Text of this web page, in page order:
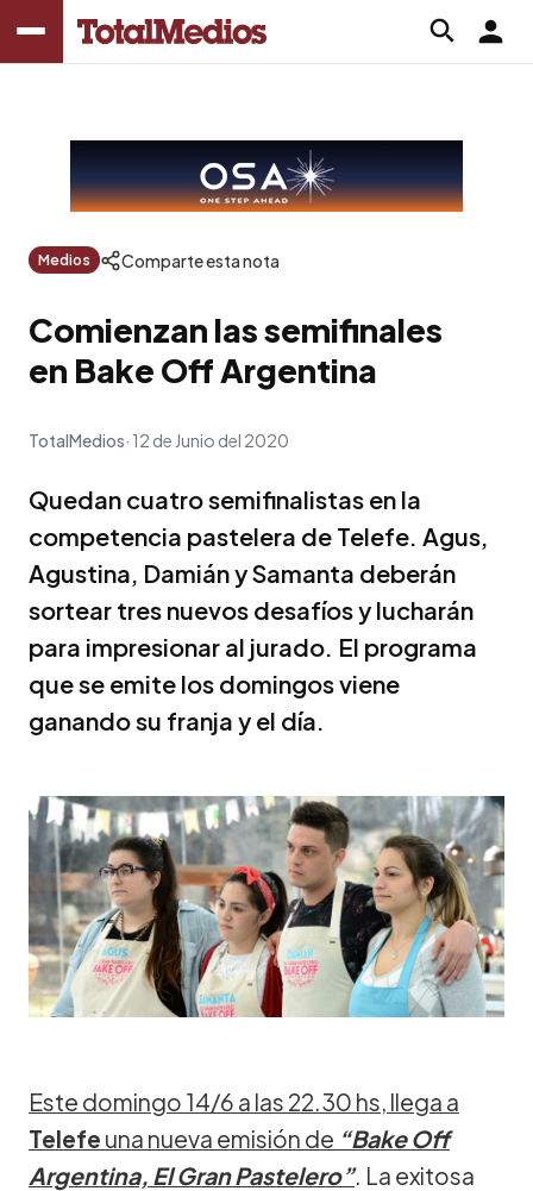
Medios Comparte esta nota
Comienzan las semifinales
en Bake Off Argentina
TotalMedios 12 de Junio del 2020
Quedan cuatro semifinalistas en la
competencia pastelera de Telefe. Agus,
Agustina, Damián y Samanta deberán
sortear tres nuevos desafíos y lucharán
para impresionar al jurado. El programa
que se emite los domingos viene
ganando su franja y el día.
Este domingo 14/6 a las 22.30 hs, llega a
Telefe una nueva emisión de “Bake Off
Argentina, El Gran Pastelero”. La exitosa